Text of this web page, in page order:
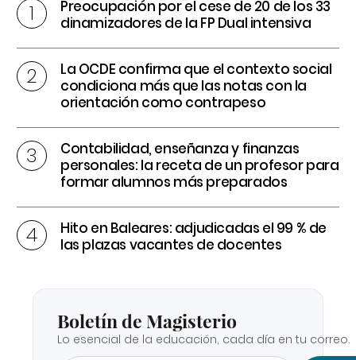
Preocupación por el cese de 20 de los 33
dinamizadores de la FP Dual intensiva
La OCDE confirma que el contexto social
condiciona más que las notas con la
orientación como contrapeso
Contabilidad, enseñanza y finanzas
personales: la receta de un profesor para
formar alumnos más preparados
Hito en Baleares: adjudicadas el 99 % de
las plazas vacantes de docentes
Boletín de Magisterio
Lo esencial de la educación, cada día en tu correo.